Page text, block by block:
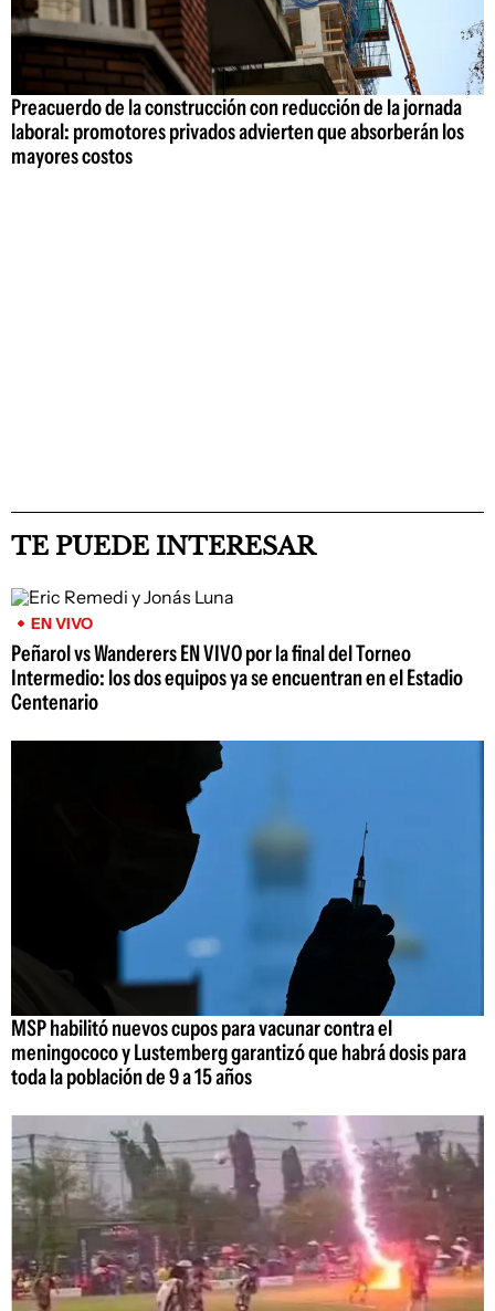
Preacuerdo de la construcción con reducción de la jornada
laboral: promotores privados advierten que absorberán los
mayores costos
TE PUEDE INTERESAR
EN VIVO
Peñarol vs Wanderers EN VIVO por la final del Torneo
Intermedio: los dos equipos ya se encuentran en el Estadio
Centenario
MSP habilitó nuevos cupos para vacunar contra el
meningococo y Lustemberg garantizó que habrá dosis para
toda la población de 9 a 15 años